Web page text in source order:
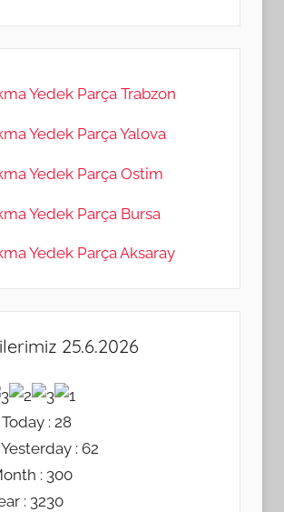
Yedek Parça Trabzon
Yedek Parça Yalova
Yedek Parça Ostim
Yedek Parça Bursa
Yedek Parça Aksaray
25.6.2026
: 28
: 62
: 300
: 3230